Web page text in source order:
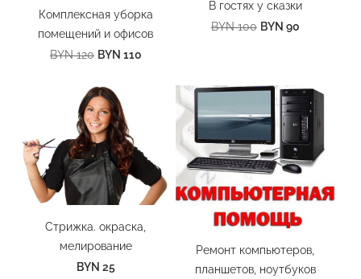
Комплексная уборка
помещений и офисов
BYN 120 BYN 110
В гостях у сказки
BYN 100 BYN 90
Стрижка. окраска,
мелирование
BYN 25
Ремонт компьютеров,
планшетов, ноутбуков